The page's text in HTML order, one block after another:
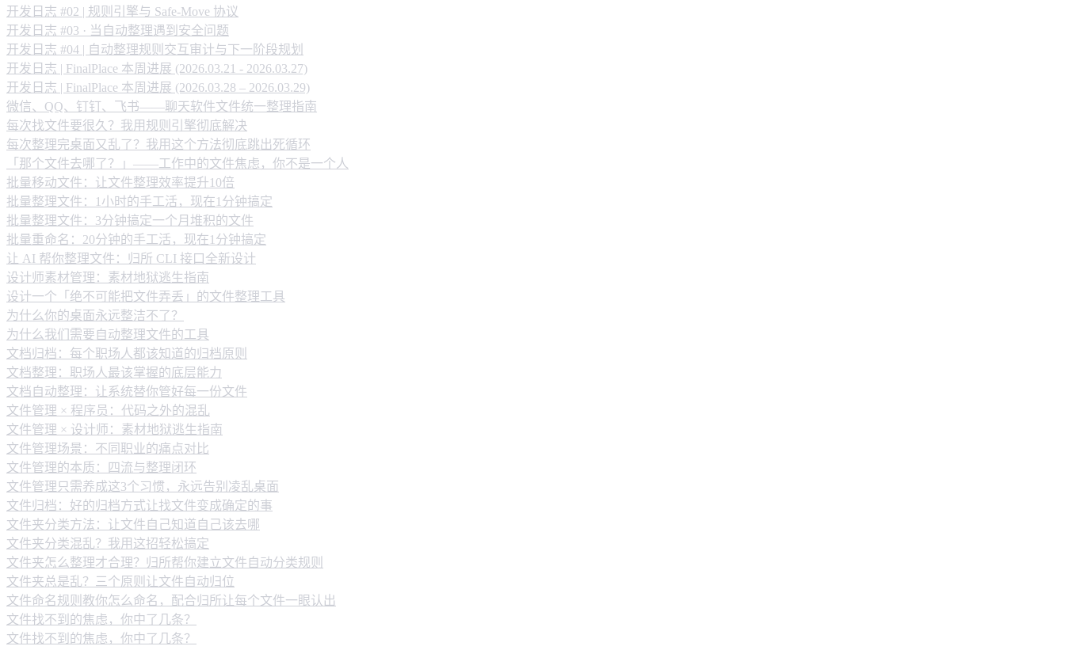
开发日志 #02 | 规则引擎与 Safe-Move 协议
开发日志 #03 · 当自动整理遇到安全问题
开发日志 #04 | 自动整理规则交互审计与下一阶段规划
开发日志 | FinalPlace 本周进展 (2026.03.21 - 2026.03.27)
开发日志 | FinalPlace 本周进展 (2026.03.28 – 2026.03.29)
微信、QQ、钉钉、飞书——聊天软件文件统一整理指南
每次找文件要很久？我用规则引擎彻底解决
每次整理完桌面又乱了？我用这个方法彻底跳出死循环
「那个文件去哪了？」——工作中的文件焦虑，你不是一个人
批量移动文件：让文件整理效率提升10倍
批量整理文件：1小时的手工活，现在1分钟搞定
批量整理文件：3分钟搞定一个月堆积的文件
批量重命名：20分钟的手工活，现在1分钟搞定
让 AI 帮你整理文件：归所 CLI 接口全新设计
设计师素材管理：素材地狱逃生指南
设计一个「绝不可能把文件弄丢」的文件整理工具
为什么你的桌面永远整洁不了？
为什么我们需要自动整理文件的工具
文档归档：每个职场人都该知道的归档原则
文档整理：职场人最该掌握的底层能力
文档自动整理：让系统替你管好每一份文件
文件管理 × 程序员：代码之外的混乱
文件管理 × 设计师：素材地狱逃生指南
文件管理场景：不同职业的痛点对比
文件管理的本质：四流与整理闭环
文件管理只需养成这3个习惯，永远告别凌乱桌面
文件归档：好的归档方式让找文件变成确定的事
文件夹分类方法：让文件自己知道自己该去哪
文件夹分类混乱？我用这招轻松搞定
文件夹怎么整理才合理？归所帮你建立文件自动分类规则
文件夹总是乱？三个原则让文件自动归位
文件命名规则教你怎么命名，配合归所让每个文件一眼认出
文件找不到的焦虑，你中了几条？
文件找不到的焦虑，你中了几条？